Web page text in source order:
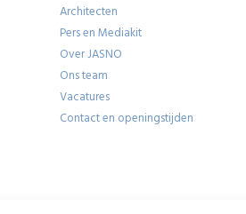
Architecten
Pers en Mediakit
Over JASNO
Ons team
Vacatures
Contact en openingstijden